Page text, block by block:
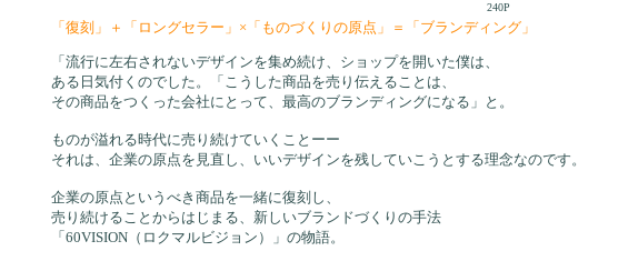
240P
「復刻」＋「ロングセラー」×「ものづくりの原点」＝「ブランディング」
「流行に左右されないデザインを集め続け、ショップを開いた僕は、
ある日気付くのでした。「こうした商品を売り伝えることは、
その商品をつくった会社にとって、最高のブランディングになる」と。
ものが溢れる時代に売り続けていくことーー
それは、企業の原点を見直し、いいデザインを残していこうとする理念なのです。
企業の原点というべき商品を一緒に復刻し、
売り続けることからはじまる、新しいブランドづくりの手法
「60VISION（ロクマルビジョン）」の物語。